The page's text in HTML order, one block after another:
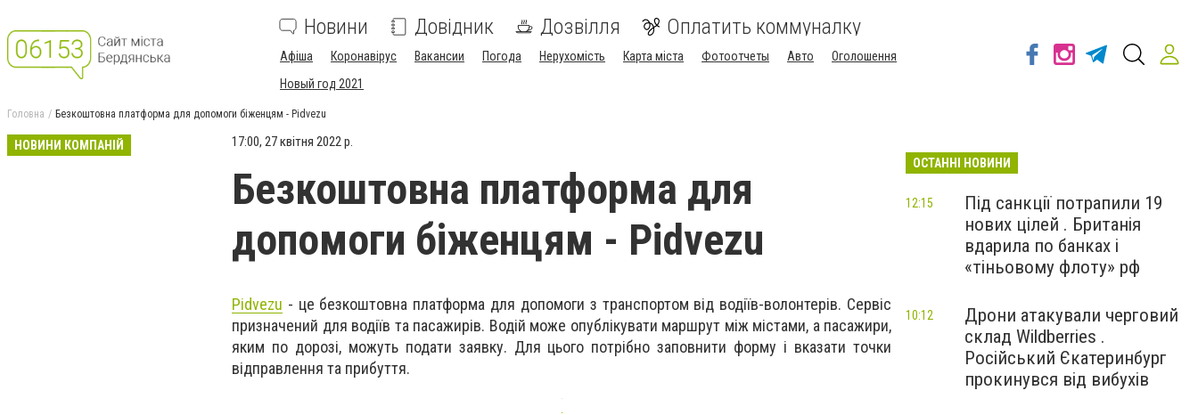
Новини Довідник Дозвілля Оплатить коммуналку
Афіша Коронавірус Вакансии Погода Нерухомість Карта міста Фотоотчеты Авто
Оголошення
Новый год 2021
Головна Безкоштовна платформа для допомоги біженцям - Pidvezu
НОВИНИ КОМПАНІЙ 17:00, 27 квітня 2022 р.
Безкоштовна платформа для
допомоги біженцям - Pidvezu
Pidvezu - це безкоштовна платформа для допомоги з транспортом від водіїв-волонтерів. Сервіс
призначений для водіїв та пасажирів. Водій може опублікувати маршрут між містами, а пасажири,
яким по дорозі, можуть подати заявку. Для цього потрібно заповнити форму і вказати точки
відправлення та прибуття.
ОСТАННІ НОВИНИ
Під санкції потрапили 19
нових цілей . Британія
вдарила по банках і
«тіньовому флоту» рф
12:15
Дрони атакували черговий
склад Wildberries .
Російський Єкатеринбург
прокинувся від вибухів
10:12